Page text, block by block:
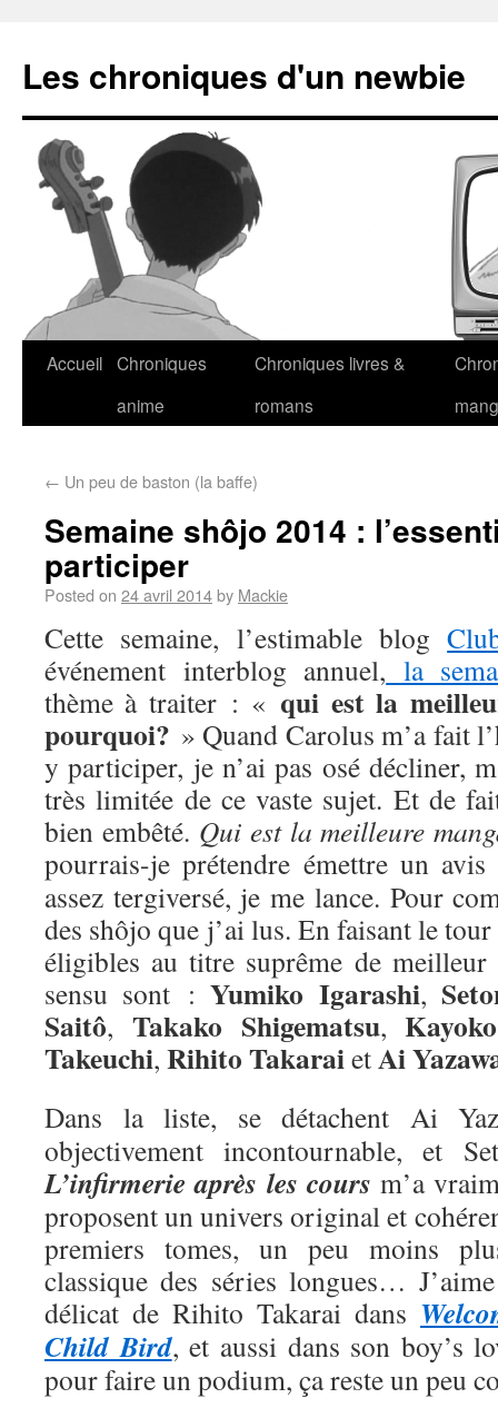
Les chroniques d'un newbie
Accueil Chroniques
anime
Chroniques livres &
romans
← Un peu de baston (la baffe)
Semaine shôjo 2014 :
participer
Posted on 24 avril 2014by Mackie
Cette semaine, l’estimable blog
événement interblog annuel, la
thème à traiter : « qui est la
pourquoi? » Quand Carolus m’a fait
y participer, je n’ai pas osé décliner,
très limitée de ce vaste sujet. Et de
bien embêté. Qui est la meilleure
pourrais-je prétendre émettre un
assez tergiversé, je me lance. Pour
des shôjo que j’ai lus. En faisant le tour
éligibles au titre suprême de
sensu sont :Yumiko Igarashi,
Saitô, Takako Shigematsu,Kayoko
Takeuchi, Rihito TakaraietAi
Dans la liste, se détachent Ai
objectivement incontournable, et
L’infirmerie après les cours m’a
proposent un univers original et
premiers tomes, un peu moins
classique des séries longues…
délicat de Rihito Takarai dans
Child Bird, et aussi dans son boy’s
pour faire un podium, ça reste un peu